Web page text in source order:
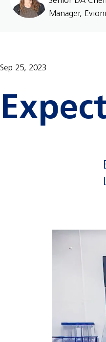
Manager,
Sep 25, 2023